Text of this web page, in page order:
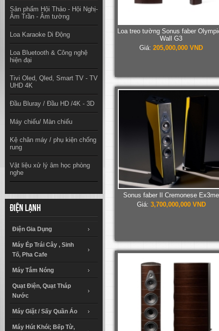
Sản phẩm Hội Thảo - Hội Nghị-
Âm Trần - Âm tường
Loa Karaoke Di Động
Loa Bluetooth & Công nghệ
hiện đại
Tivi Oled, Qled, Smart TV - TV
UHD 4K
Đầu Bluray / Đầu HD /4K - 3D
Máy chiếu/ Màn chiếu
Kệ chân máy / phụ kiện chống
rung
Vật liệu xử lý âm học phòng
nghe
Điện lạnh
Điện Gia Dụng
Máy Ép Trái Cây , Sinh
Tố, Pha Cafe
Máy Tắm Nóng
Quạt Điện, Quạt Tháp
Nước
Máy Giặt / Sấy Quần Áo
Máy Hút Khói; Bếp Từ,
Loa treo tường Sonus faber
Wall G3
Giá: 205,000,000 VND
Sonus faber Il Cremonese Ex3me
Giá: 3,700,000,000 VND